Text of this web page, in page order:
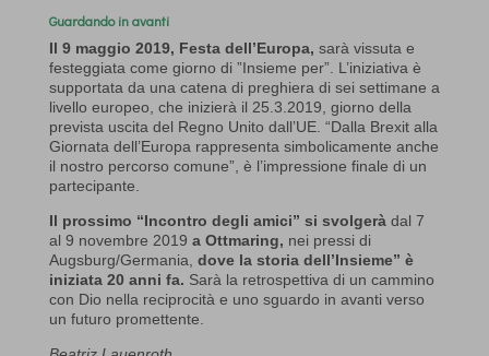
Guardando in avanti
Il 9 maggio 2019, Festa dell’Europa, sarà vissuta e
festeggiata come giorno di ”Insieme per”. L’iniziativa è
supportata da una catena di preghiera di sei settimane a
livello europeo, che inizierà il 25.3.2019, giorno della
prevista uscita del Regno Unito dall’UE. “Dalla Brexit alla
Giornata dell’Europa rappresenta simbolicamente anche
il nostro percorso comune”, è l’impressione finale di un
partecipante.
Il prossimo “Incontro degli amici” si svolgerà dal 7
al 9 novembre 2019 a Ottmaring, nei pressi di
Augsburg/Germania, dove la storia dell’Insieme” è
iniziata 20 anni fa. Sarà la retrospettiva di un cammino
con Dio nella reciprocità e uno sguardo in avanti verso
un futuro promettente.